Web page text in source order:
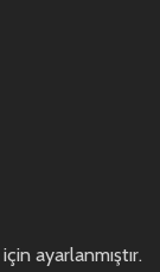
ayarlanmıştır.